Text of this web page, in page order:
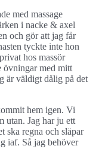
med massage
i nacke & axel
och gör att jag får
tyckte inte hon
hos massör
övningar med mitt
är väldigt dålig på det
hem igen. Vi
utan. Jag har ju ett
ska regna och släpar
iaf. Så jag behöver